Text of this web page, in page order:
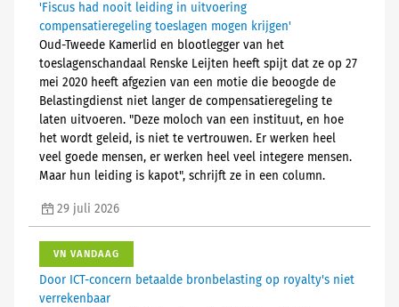
'Fiscus had nooit leiding in uitvoering
compensatieregeling toeslagen mogen krijgen'
Oud-Tweede Kamerlid en blootlegger van het
toeslagenschandaal Renske Leijten heeft spijt dat ze op 27
mei 2020 heeft afgezien van een motie die beoogde de
Belastingdienst niet langer de compensatieregeling te
laten uitvoeren. "Deze moloch van een instituut, en hoe
het wordt geleid, is niet te vertrouwen. Er werken heel
veel goede mensen, er werken heel veel integere mensen.
Maar hun leiding is kapot", schrijft ze in een column.
29 juli 2026
VN VANDAAG
Door ICT-concern betaalde bronbelasting op royalty's niet
verrekenbaar